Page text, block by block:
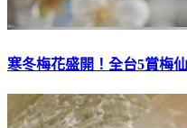
寒冬梅花盛開！全台5賞梅